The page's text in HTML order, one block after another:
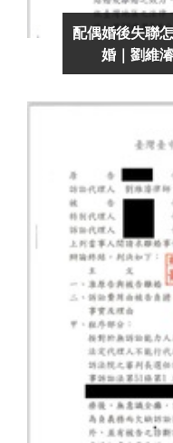
配偶婚後失聯
婚｜劉維